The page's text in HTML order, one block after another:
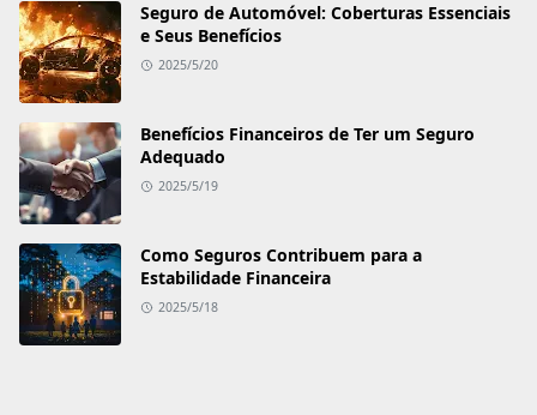
Seguro de Automóvel: Coberturas Essenciais
e Seus Benefícios
2025/5/20
Benefícios Financeiros de Ter um Seguro
Adequado
2025/5/19
Como Seguros Contribuem para a
Estabilidade Financeira
2025/5/18